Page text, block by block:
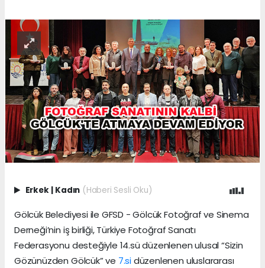
Erkek | Kadın (Haberi Sesli Oku)
Gölcük Belediyesi ile GFSD - Gölcük Fotoğraf ve Sinema
Derneği’nin iş birliği, Türkiye Fotoğraf Sanatı
Federasyonu desteğiyle 14.sü düzenlenen ulusal “Sizin
Gözünüzden Gölcük” ve 7.sidüzenlenen uluslararası